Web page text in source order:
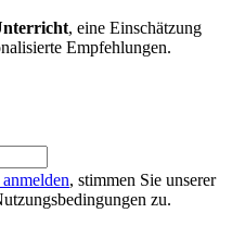
, eine Einschätzung
Empfehlungen.
, stimmen Sie unserer
zu.